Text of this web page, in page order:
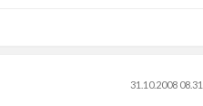
31.10.2008 08.31